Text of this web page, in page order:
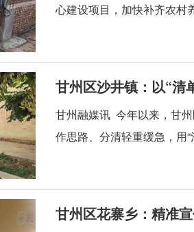
心建设项目，加快补齐农村
甘州区沙井镇：以“清
甘州融媒讯 今年以来，甘
作思路、分清轻重缓急，用
甘州区花寨乡：精准